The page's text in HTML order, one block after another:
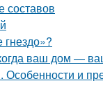
составов
ваш дом —
и